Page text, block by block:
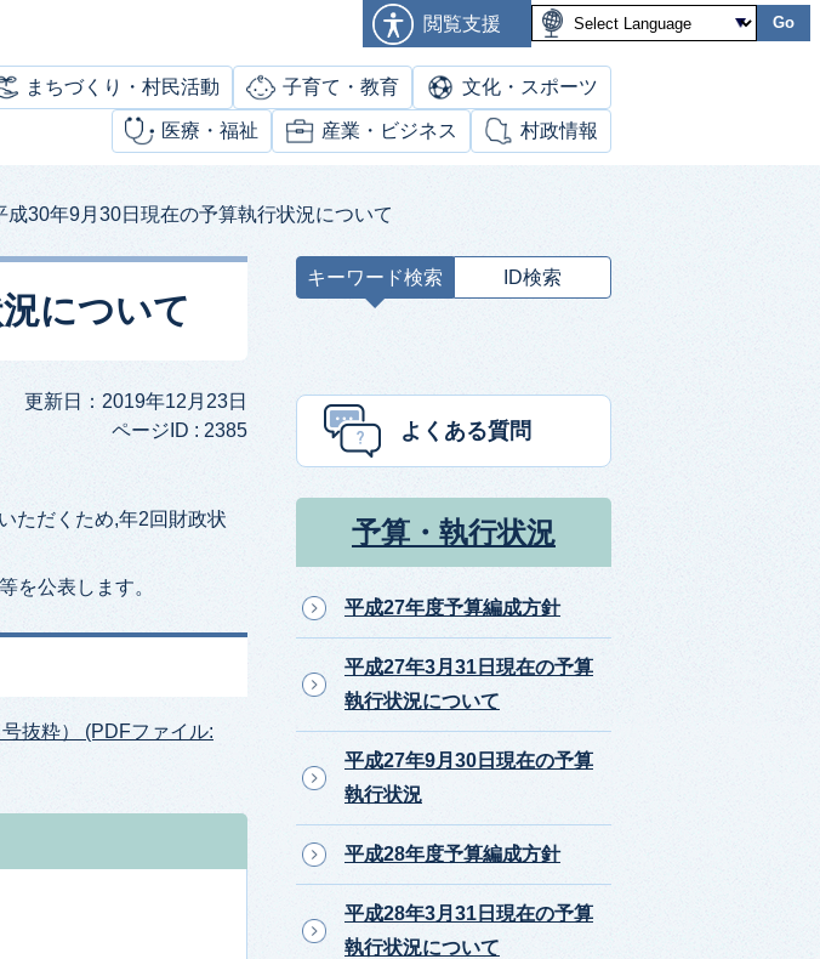
閲覧支援 Go
まちづくり・村民活動 子育て・教育 文化・スポーツ
医療・福祉 産業・ビジネス 村政情報
成30年9月30日現在の予算執行状況について
について
更新日：2019年12月23日
ページID : 2385
ただくため,年2回財政状
を公表します。
抜粋） (PDFファイル:
キーワード検索 ID検索
ー
よくある質問
予算・執行状況
平成27年度予算編成方針
平成27年3月31日現在の予算
執行状況について
平成27年9月30日現在の予算
執行状況
平成28年度予算編成方針
平成28年3月31日現在の予算
執行状況について